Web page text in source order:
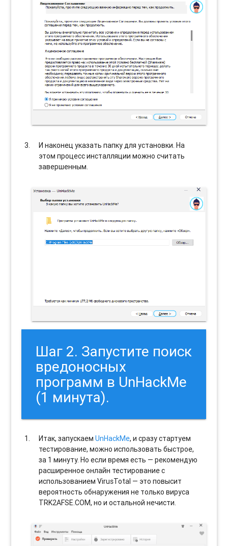
И наконец указать папку для установки. На
этом процесс инсталляции можно считать
завершенным.
Шаг 2. Запустите поиск
вредоносных
программ в UnHackMe
(1 минута).
Итак, запускаемUnHackMe, и сразу стартуем
тестирование, можно использовать быстрое,
за 1 минуту. Но если время есть — рекомендую
расширенное онлайн тестирование с
использованием VirusTotal — это повысит
вероятность обнаружения не только вируса
TRK2AFSE.COM, но и остальной нечисти.